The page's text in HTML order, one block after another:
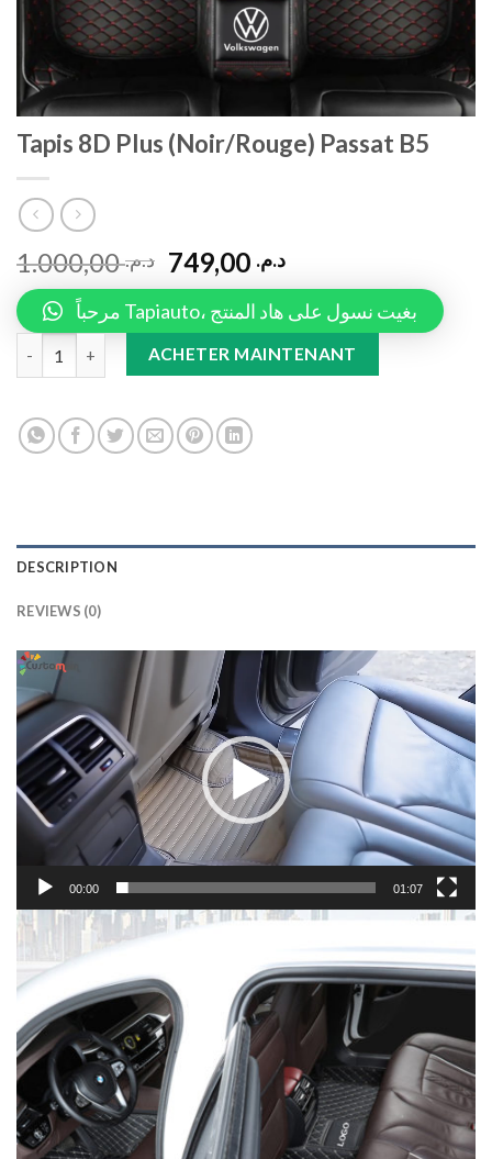
Tapis 8D Plus (Noir/Rouge) Passat B5
د.م.1.000,00 د.م.
مرحباً Tapiauto، بغيت نسول على هاد المنتج
Tapis 8D Plus (Noir/Rouge) Passat B5 quantity
ACHETER MAINTENANT
DESCRIPTION
REVIEWS (0)
Lecteur
vidéo
00:00 01:07